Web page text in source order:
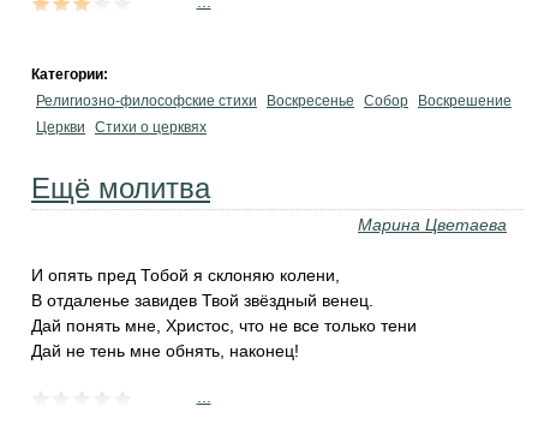
Категории:
Религиозно-философские стихи
Воскресенье Собор
Воскрешение
Церкви
Стихи о церквях
Ещё молитва
Марина Цветаева
И опять пред Тобой я склоняю колени,
В отдаленье завидев Твой звёздный венец.
Дай понять мне, Христос, что не все только тени
Дай не тень мне обнять, наконец!